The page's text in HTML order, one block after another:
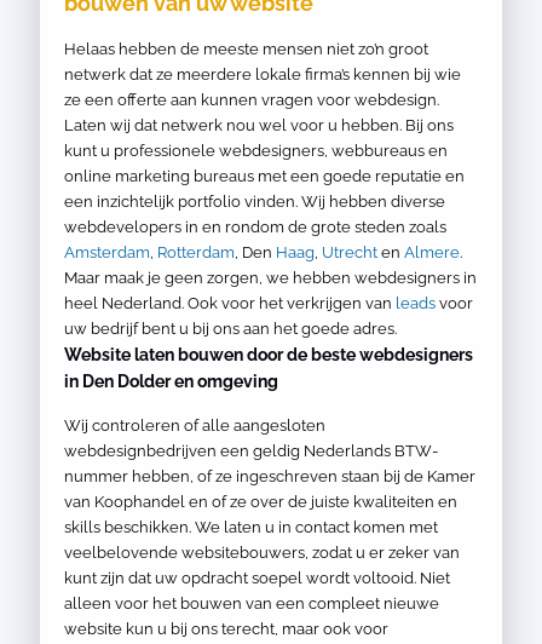
Helaas hebben de meeste mensen niet zo’n groot
netwerk dat ze meerdere lokale firma’s kennen bij wie
ze een offerte aan kunnen vragen voor webdesign.
Laten wij dat netwerk nou wel voor u hebben. Bij ons
kunt u professionele webdesigners, webbureaus en
online marketing bureaus met een goede reputatie en
een inzichtelijk portfolio vinden. Wij hebben diverse
webdevelopers in en rondom de grote steden zoals
Amsterdam, Rotterdam, Den Haag, Utrecht en Almere.
Maar maak je geen zorgen, we hebben webdesigners in
heel Nederland. Ook voor het verkrijgen van leads voor
uw bedrijf bent u bij ons aan het goede adres.
Website laten bouwen door de beste webdesigners
in Den Dolder en omgeving
Wij controleren of alle aangesloten
webdesignbedrijven een geldig Nederlands BTW-
nummer hebben, of ze ingeschreven staan bij de Kamer
van Koophandel en of ze over de juiste kwaliteiten en
skills beschikken. We laten u in contact komen met
veelbelovende websitebouwers, zodat u er zeker van
kunt zijn dat uw opdracht soepel wordt voltooid. Niet
alleen voor het bouwen van een compleet nieuwe
website kun u bij ons terecht, maar ook voor